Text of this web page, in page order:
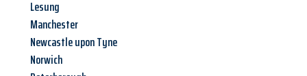
Lesung
Manchester
Newcastle upon Tyne
Norwich